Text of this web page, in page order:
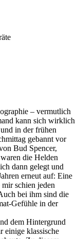
– vermutlich
kann sich wirklich
in der frühen
gebannt vor
Bud Spencer,
die Helden
dann gelegt und
erneut auf: Eine
schien jeden
bei ihm sind die
Gefühle in der
dem Hintergrund
einige klassische